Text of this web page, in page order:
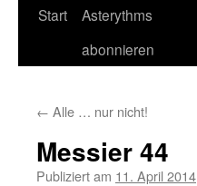
Zum
Start
Asterythms
abonnieren
← Alle … nur nicht!
Messier 44
Publiziert am 11. April 2014